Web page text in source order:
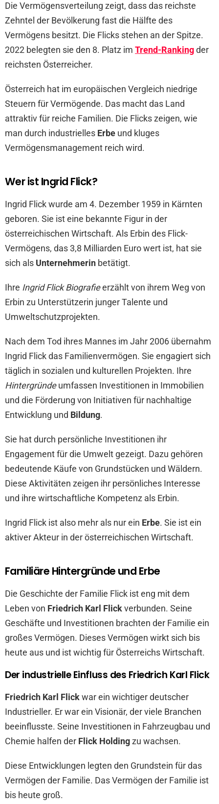
Die Vermögensverteilung zeigt, dass das reichste
Zehntel der Bevölkerung fast die Hälfte des
Vermögens besitzt. Die Flicks stehen an der Spitze.
2022 belegten sie den 8. Platz im Trend-Rankingder
reichsten Österreicher.
Österreich hat im europäischen Vergleich niedrige
Steuern für Vermögende. Das macht das Land
attraktiv für reiche Familien. Die Flicks zeigen, wie
man durch industrielles Erbe und kluges
Vermögensmanagement reich wird.
Wer ist Ingrid Flick?
Ingrid Flick wurde am 4. Dezember 1959 in Kärnten
geboren. Sie ist eine bekannte Figur in der
österreichischen Wirtschaft. Als Erbin des Flick-
Vermögens, das 3,8 Milliarden Euro wert ist, hat sie
sich als Unternehmerin betätigt.
Ihre Ingrid Flick Biografieerzählt von ihrem Weg von
Erbin zu Unterstützerin junger Talente und
Umweltschutzprojekten.
Nach dem Tod ihres Mannes im Jahr 2006 übernahm
Ingrid Flick das Familienvermögen. Sie engagiert sich
täglich in sozialen und kulturellen Projekten. Ihre
Hintergründeumfassen Investitionen in Immobilien
und die Förderung von Initiativen für nachhaltige
Entwicklung und Bildung.
Sie hat durch persönliche Investitionen ihr
Engagement für die Umwelt gezeigt. Dazu gehören
bedeutende Käufe von Grundstücken und Wäldern.
Diese Aktivitäten zeigen ihr persönliches Interesse
und ihre wirtschaftliche Kompetenz als Erbin.
Ingrid Flick ist also mehr als nur ein Erbe. Sie ist ein
aktiver Akteur in der österreichischen Wirtschaft.
Familiäre Hintergründe und Erbe
Die Geschichte der Familie Flick ist eng mit dem
Leben von Friedrich Karl Flickverbunden. Seine
Geschäfte und Investitionen brachten der Familie ein
großes Vermögen. Dieses Vermögen wirkt sich bis
heute aus und ist wichtig für Österreichs Wirtschaft.
Der industrielle Einfluss des Friedrich Karl Flick
Friedrich Karl Flickwar ein wichtiger deutscher
Industrieller. Er war ein Visionär, der viele Branchen
beeinflusste. Seine Investitionen in Fahrzeugbau und
Chemie halfen der Flick Holdingzu wachsen.
Diese Entwicklungen legten den Grundstein für das
Vermögen der Familie. Das Vermögen der Familie ist
bis heute groß.